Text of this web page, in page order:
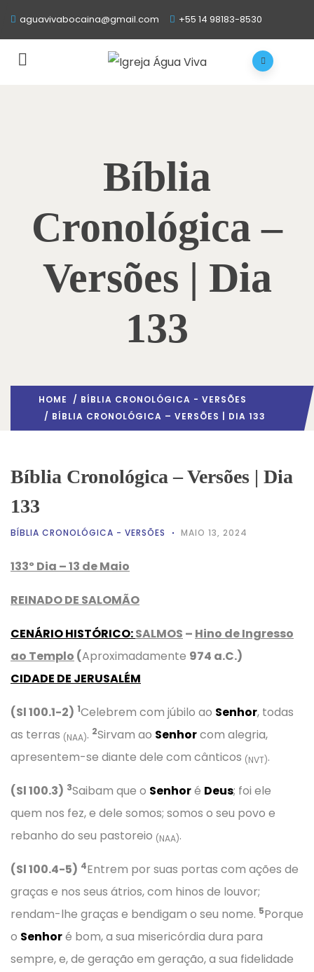
aguavivabocaina@gmail.com +55 14 98183-8530
Bíblia
Cronológica –
Versões | Dia
133
HOME / BÍBLIA CRONOLÓGICA - VERSÕES
/ BÍBLIA CRONOLÓGICA – VERSÕES | DIA 133
Bíblia Cronológica – Versões | Dia
133
BÍBLIA CRONOLÓGICA - VERSÕES MAIO 13, 2024
133º Dia – 13 de Maio
REINADO DE SALOMÃO
CENÁRIO HISTÓRICO:SALMOS – Hino de Ingresso
ao Templo (Aproximadamente 974 a.C.)
CIDADE DE JERUSALÉM
(Sl 100.1-2) 1Celebrem com júbilo ao Senhor, todas
as terras (NAA). 2Sirvam ao Senhorcom alegria,
apresentem-se diante dele com cânticos (NVT).
(Sl 100.3) 3Saibam que o Senhoré Deus; foi ele
quem nos fez, e dele somos; somos o seu povo e
rebanho do seu pastoreio (NAA).
(Sl 100.4-5) 4Entrem por suas portas com ações de
graças e nos seus átrios, com hinos de louvor;
rendam-lhe graças e bendigam o seu nome. 5Porque
o Senhoré bom, a sua misericórdia dura para
sempre, e, de geração em geração, a sua fidelidade